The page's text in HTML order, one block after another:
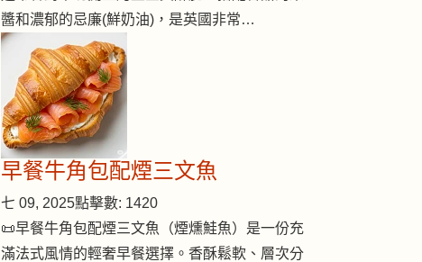
醬和濃郁的忌廉(鮮奶油)，是英國非常…
早餐牛角包配煙三文魚
七 09, 2025點擊數: 1420
📜早餐牛角包配煙三文魚（煙燻鮭魚）是一份充
滿法式風情的輕奢早餐選擇。香酥鬆軟、層次分